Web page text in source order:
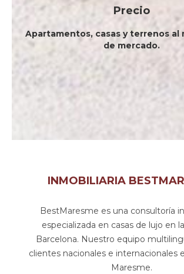
Precio
Apartamentos, casas y terrenos al
de mercado.
INMOBILIARIA
BestMaresme es una consultoría
especializada en casas de lujo en
Barcelona. Nuestro equipo
clientes nacionales e internacionales
Maresme.